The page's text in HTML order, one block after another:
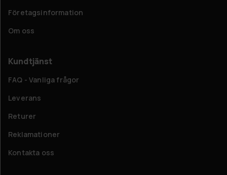
Företagsinformation
Om oss
Kundtjänst
FAQ - Vanliga frågor
Leverans
Returer
Reklamationer
Kontakta oss